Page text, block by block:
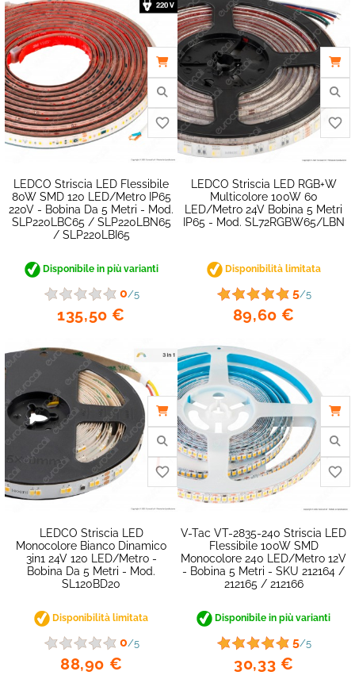
favorite_border
favorite_border
LEDCO Striscia LED Flessibile
80W SMD 120 LED/metro IP65
220V - Bobina Da 5 Metri - Mod.
SLP220LBC65 / SLP220LBN65
/ SLP220LBI65
Disponibile in più varianti
0/5
135,50 €
LEDCO Striscia LED RGB+W
Multicolore 100W 60
LED/metro 24V Bobina 5 Metri
IP65 - Mod. SL72RGBW65/LBN
Disponibilità limitata
5/5
89,60 €
LEDCO Striscia LED
Monocolore Bianco Dinamico
3in1 24V 120 LED/metro -
Bobina Da 5 Metri - Mod.
SL120BD20
Disponibilità limitata
0/5
88,90 €
V-Tac VT-2835-240 Striscia LED
Flessibile 100W SMD
Monocolore 240 LED/metro 12V
- Bobina 5 Metri - SKU 212164 /
212165 / 212166
Disponibile in più varianti
5/5
30,33 €